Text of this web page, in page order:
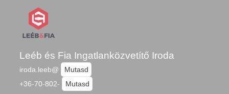
Leéb és Fia Ingatlanközvetítő Iroda
iroda.leeb@
Mutasd
+36-70-802-
Mutasd